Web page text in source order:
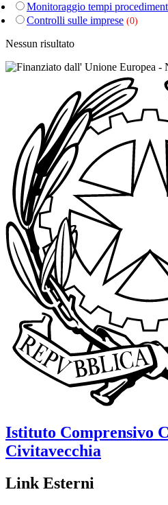
Monitoraggio tempi
Controlli sulle imprese (0)
Nessun risultato
Istituto Comprensivo
Civitavecchia
Link Esterni